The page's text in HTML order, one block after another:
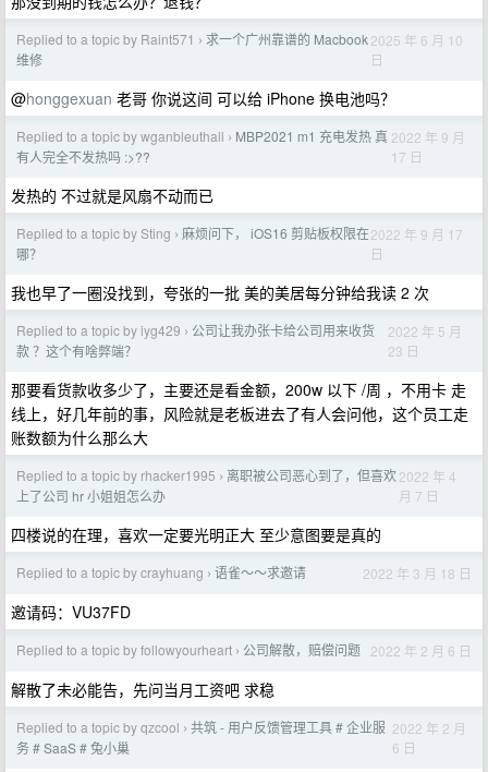
Replied to a topic by Raint571 › 求一个广州靠谱的 Macbook
维修
2025 年 6 月 10
日
@honggexuan 老哥 你说这间 可以给 iPhone 换电池吗？
Replied to a topic by wganbleuthall › MBP2021 m1 充电发热 真
有人完全不发热吗 :>??
2022 年 9 月
17 日
发热的 不过就是风扇不动而已
Replied to a topic by Sting › 麻烦问下， iOS16 剪贴板权限在
哪？
2022 年 9 月 17
日
我也早了一圈没找到，夸张的一批 美的美居每分钟给我读 2 次
Replied to a topic by iyg429 › 公司让我办张卡给公司用来收货
款 ？这个有啥弊端？
2022 年 5 月
23 日
那要看货款收多少了，主要还是看金额，200w 以下 /周 ，不用卡 走
线上，好几年前的事，风险就是老板进去了有人会问他，这个员工走
账数额为什么那么大
Replied to a topic by rhacker1995 › 离职被公司恶心到了，但喜欢
上了公司 hr 小姐姐怎么办
2022 年 4
月 7 日
四楼说的在理，喜欢一定要光明正大 至少意图要是真的
Replied to a topic by crayhuang › 语雀～～求邀请 2022 年 3 月 18 日
邀请码：VU37FD
Replied to a topic by followyourheart › 公司解散，赔偿问题 2022 年 2 月 6 日
解散了未必能告，先问当月工资吧 求稳
Replied to a topic by qzcool › 共筑 - 用户反馈管理工具 # 企业服
务 # SaaS # 兔小巢
2022 年 2 月
6 日